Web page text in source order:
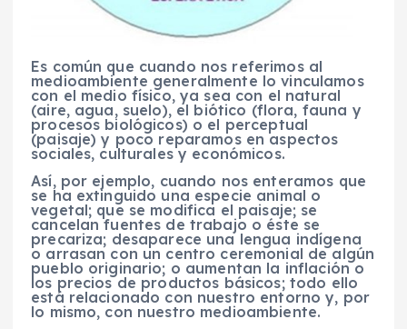
Es común que cuando nos referimos al
medioambiente generalmente lo vinculamos
con el medio físico, ya sea con el natural
(aire, agua, suelo), el biótico (flora, fauna y
procesos biológicos) o el perceptual
(paisaje) y poco reparamos en aspectos
sociales, culturales y económicos.
Así, por ejemplo, cuando nos enteramos que
se ha extinguido una especie animal o
vegetal; que se modifica el paisaje; se
cancelan fuentes de trabajo o éste se
precariza; desaparece una lengua indígena
o arrasan con un centro ceremonial de algún
pueblo originario; o aumentan la inflación o
los precios de productos básicos; todo ello
está relacionado con nuestro entorno y, por
lo mismo, con nuestro medioambiente.